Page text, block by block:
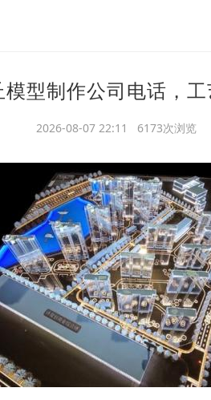
模型制作公司电话，
2026-08-07 22:11 6173次浏览